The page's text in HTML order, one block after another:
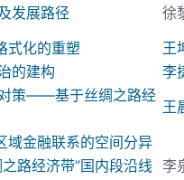
发展路径
徐
式化的重塑
王
的建构
李
策——基于丝绸之路经
王
域金融联系的空间分异
路经济带”国内段沿线 李